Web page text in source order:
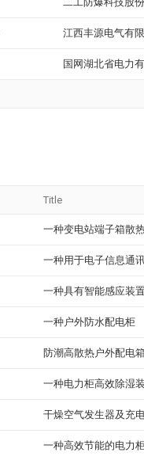
江西丰源电气有
国网湖北省电力
Title
一种变电站端子箱散
一种用于电子信息通
一种具有智能感应装
一种户外防水配电柜
防潮高散热户外配电
一种电力柜高效除湿
干燥空气发生器及充
一种高效节能的电力